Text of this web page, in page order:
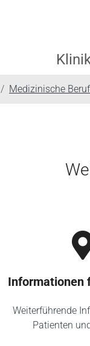
Medizinische
Informationen
Weiterführende
Patienten